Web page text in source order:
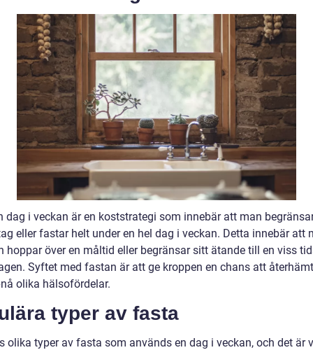
dag i veckan är en koststrategi som innebär att man
eller fastar helt under en hel dag i veckan. Detta innebär att
hoppar över en måltid eller begränsar sitt ätande till en viss
Syftet med fastan är att ge kroppen en chans att
olika hälsofördelar.
typer av fasta
olika typer av fasta som används en dag i veckan, och det är